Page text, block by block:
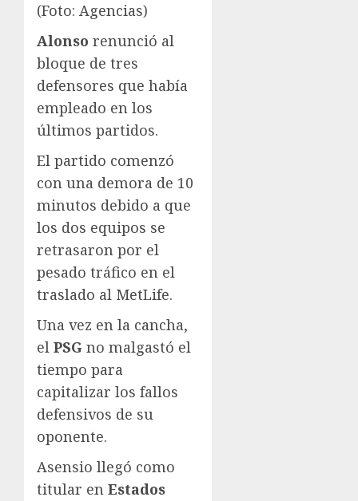
(Foto: Agencias)
Alonso renunció al
bloque de tres
defensores que había
empleado en los
últimos partidos.
El partido comenzó
con una demora de 10
minutos debido a que
los dos equipos se
retrasaron por el
pesado tráfico en el
traslado al MetLife.
Una vez en la cancha,
el PSG no malgastó el
tiempo para
capitalizar los fallos
defensivos de su
oponente.
Asensio llegó como
titular en Estados